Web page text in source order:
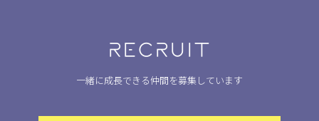
RECRUIT
一緒に成長できる仲間を募集しています